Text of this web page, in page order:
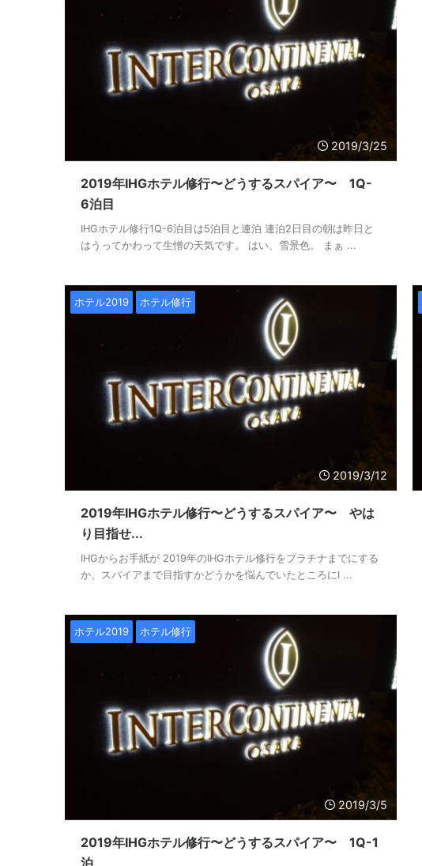
2019/3/25
2019年IHGホテル修行〜どうするスパイア〜 1Q-
6泊目
IHGホテル修行1Q-6泊目は5泊目と連泊 連泊2日目の朝は昨日と
はうってかわって生憎の天気です。 はい、雪景色。 まぁ ...
2019/3/12
ホテル2019 ホテル修行
2019年IHGホテル修行〜どうするスパイア〜 やは
り目指せ...
IHGからお手紙が 2019年のIHGホテル修行をプラチナまでにする
か、スパイアまで目指すかどうかを悩んでいたところにI ...
2019/3/5
ホテル2019 ホテル修行
2019年IHGホテル修行〜どうするスパイア〜 1Q-1